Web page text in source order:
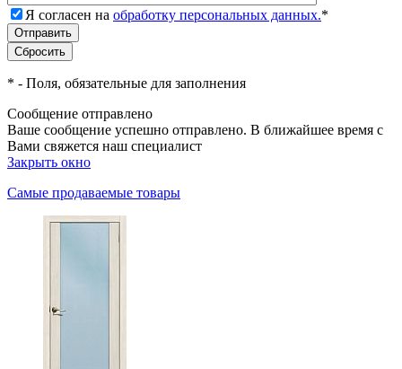
Я согласен на обработку персональных данных.*
* - Поля, обязательные для заполнения
Сообщение отправлено
Ваше сообщение успешно отправлено. В ближайшее время с
Вами свяжется наш специалист
Закрыть окно
Самые продаваемые товары